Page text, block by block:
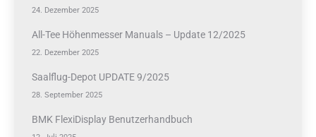
24. Dezember 2025
All-Tee Höhenmesser Manuals – Update 12/2025
22. Dezember 2025
Saalflug-Depot UPDATE 9/2025
28. September 2025
BMK FlexiDisplay Benutzerhandbuch